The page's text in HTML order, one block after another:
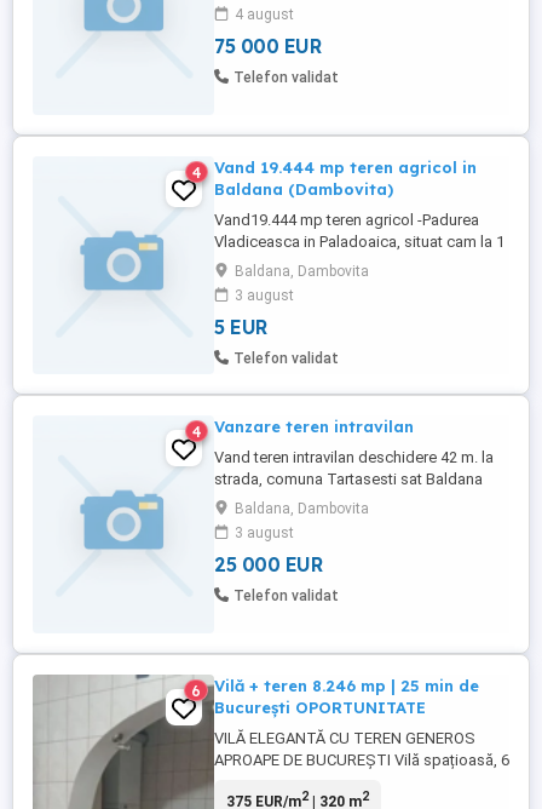
4 august
75 000 EUR
Telefon validat
4
Vand 19.444 mp teren agricol in
Baldana (Dambovita)
Vand19.444 mp teren agricol -Padurea
Vladiceasca in Paladoaica, situat cam la 1
km de calea ferata din Baldana
(Dambovita) spre Vizuresti, la strada,
proprietar, cadastru . Negociabil!
Baldana, Dambovita
3 august
5 EUR
Telefon validat
4 Vanzare teren intravilan
Vand teren intravilan deschidere 42 m. la
strada, comuna Tartasesti sat Baldana
judet Dambovita 882 mp. Telefon
Baldana, Dambovita
3 august
25 000 EUR
Telefon validat
6
Vilă + teren 8.246 mp | 25 min de
București OPORTUNITATE
VILĂ ELEGANTĂ CU TEREN GENEROS
APROAPE DE BUCUREȘTI Vilă spațioasă, 6
situată în Bâldana Dâmbovița, la doar 25
375 EUR/m2| 320 m2